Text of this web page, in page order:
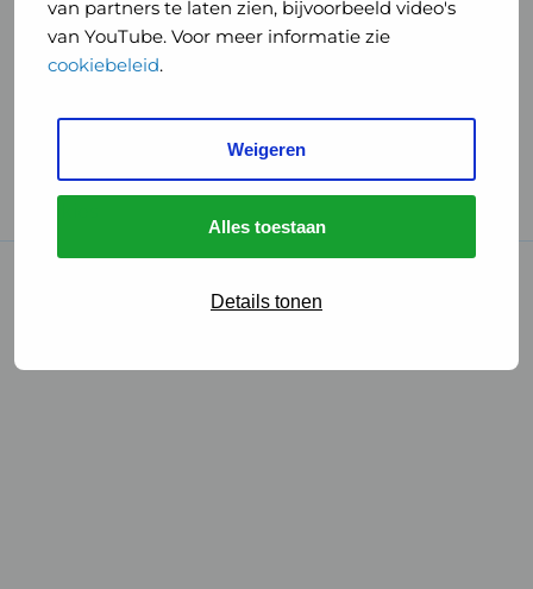
van partners te laten zien, bijvoorbeeld video's
van YouTube. Voor meer informatie zie
cookiebeleid.
Weigeren
Alles toestaan
Details tonen
Nederland
Nederland
GGD Reizen
GGD Reisvaccinaties